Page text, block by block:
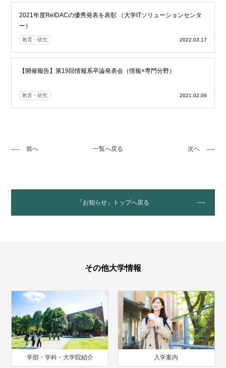
2021年度ReIDACの優秀発表を表彰 （大学ITソリューションセンタ
ー）
教育・研究 2022.03.17
【開催報告】第19回情報系卒論発表会（情報×専門分野）
教育・研究 2021.02.09
前へ 一覧へ戻る 次へ
「お知らせ」トップへ戻る
その他大学情報
学部・学科・大学院紹介 入学案内